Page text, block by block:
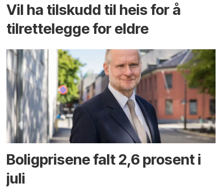
Vil ha tilskudd til heis for å
tilrettelegge for eldre
Boligprisene falt 2,6 prosent i
juli